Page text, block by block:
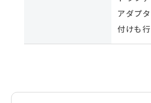
アダプ
付けも行